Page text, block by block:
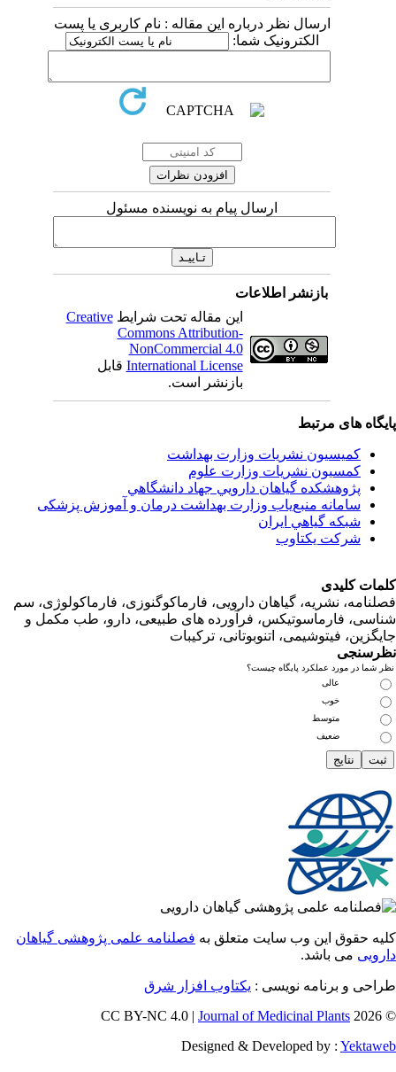
ارسال نظر درباره این مقاله : نام کاربری یا پست
الکترونیک شما:
ارسال پیام به نویسنده مسئول
بازنشر اطلاعات
این مقاله تحت شرایط Creative
Commons Attribution-
NonCommercial 4.0
International Licenseقابل
بازنشر است.
های مرتبط
کمیسیون نشریات وزارت بهداشت
کمسیون نشریات وزارت علوم
پژوهشكده گياهان دارويي جهاد دانشگاهي
سامانه منبع‌ياب وزارت بهداشت درمان و آموزش پزشکی
شبكه گياهي ايران
شرکت یکتاوب
کلیدی
نشریه، گیاهان دارویی، فارماکوگنوزی، فارماکولوژی، سم
فارماسوتیکس، فرآورده های طبیعی، دارو، طب مکمل و
فیتوشیمی، اتنوبوتانی، ترکیبات
در مورد عملکرد پایگاه چیست؟
متوسط
ضعیف
حقوق این وب سایت متعلق بهفصلنامه علمی پژوهشی گیاهان
می باشد.
و برنامه نویسی :یکتاوب افزار شرق
Journal of Medicinal Plants
Designed & Developed by :